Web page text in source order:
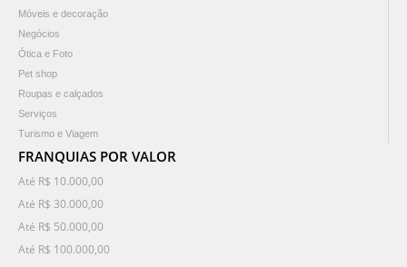
Móveis e decoração
Negócios
Ótica e Foto
Pet shop
Roupas e calçados
Serviços
Turismo e Viagem
FRANQUIAS POR VALOR
Até R$ 10.000,00
Até R$ 30.000,00
Até R$ 50.000,00
Até R$ 100.000,00